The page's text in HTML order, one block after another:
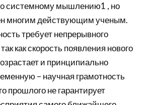
системному мышлению1 , но
многим действующим ученым.
требует непрерывного
как скорость появления нового
и принципиально
– научная грамотность
прошлого не гарантирует